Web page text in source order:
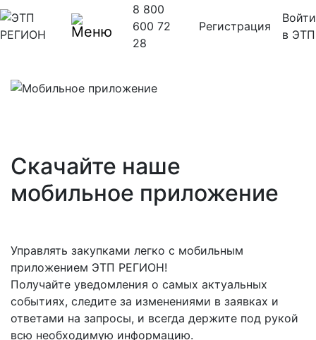
8 800
600 72
28
Регистрация
Войти
в ЭТП
Скачайте наше
мобильное приложение
Управлять закупками легко с мобильным
приложением ЭТП РЕГИОН!
Получайте уведомления о самых актуальных
событиях, следите за изменениями в заявках и
ответами на запросы, и всегда держите под рукой
всю необходимую информацию.